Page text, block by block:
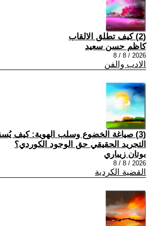
(2) كيف تطلق الالقاب
كاظم حسن سعيد
2026 / 8 / 8
الادب والفن
(3) صياغة الخضوع وسلب الهوية: كيف
التجريد الحقيقي حق الوجود الكوردي؟
بوتان زيباري
2026 / 8 / 8
القضية الكردية